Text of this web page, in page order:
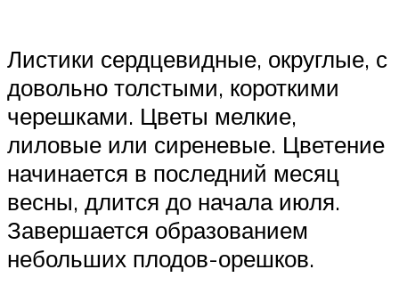
Листики сердцевидные, округлые, с
довольно толстыми, короткими
черешками. Цветы мелкие,
лиловые или сиреневые. Цветение
начинается в последний месяц
весны, длится до начала июля.
Завершается образованием
небольших плодов-орешков.